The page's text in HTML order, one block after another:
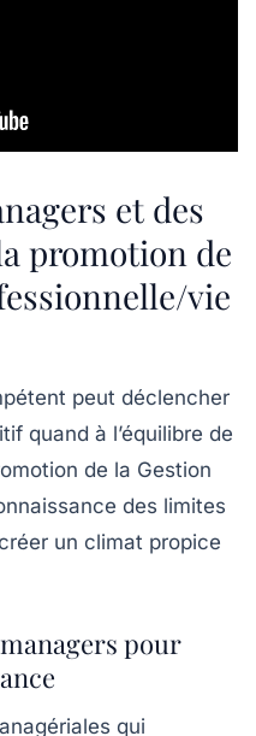
et des
promotion de
vie
peut déclencher
quand à l’équilibre de
de la Gestion
des limites
un climat propice
pour
qui